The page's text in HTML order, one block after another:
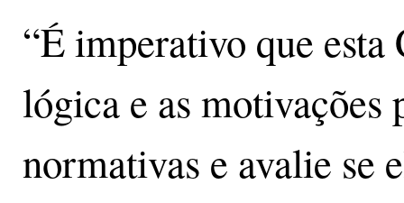
“É imperativo que esta
lógica e as motivações
normativas e avalie se